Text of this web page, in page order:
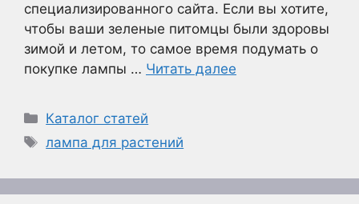
специализированного сайта. Если вы хотите,
чтобы ваши зеленые питомцы были здоровы
зимой и летом, то самое время подумать о
покупке лампы … Читать далее
Рубрики
Каталог статей
Метки
лампа для растений